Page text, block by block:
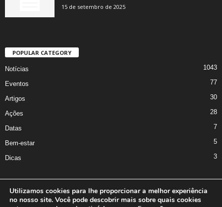
15 de setembro de 2025
POPULAR CATEGORY
Notícias 1043
Eventos 77
Artigos 30
Ações 28
Datas 7
Bem-estar 5
Dicas 3
Utilizamos cookies para lhe proporcionar a melhor experiência
no nosso site. Você pode descobrir mais sobre quais cookies